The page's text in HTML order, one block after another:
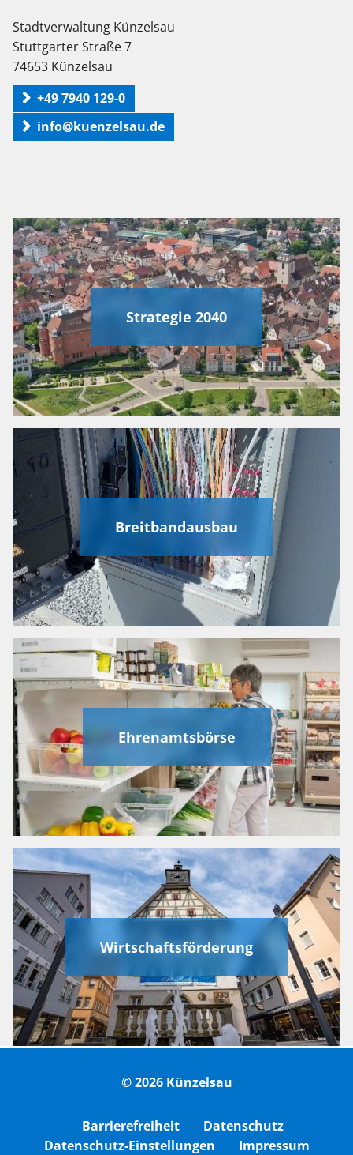
Stadtverwaltung Künzelsau
Stuttgarter Straße 7
74653 Künzelsau
+49 7940 129-0
info@kuenzelsau.de
Strategie 2040
Breitbandausbau
Ehrenamtsbörse
Wirtschaftsförderung
© 2026 Künzelsau
Barrierefreiheit
Datenschutz
Datenschutz-Einstellungen
Impressum